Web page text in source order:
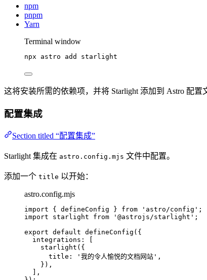
npm
pnpm
Yarn
Terminal window
npx astro add starlight
这将安装所需的依赖项，并将 Starlight 添加到 Astro 配置
配置集成
Section titled “配置集成”
Starlight 集成在 astro.config.mjs 文件中配置。
添加一个 title 以开始：
astro.config.mjs
import { defineConfig } from ' astro/config ' ;
import starlight from ' @astrojs/starlight ' ;
export default defineConfig ({
integrations: [
starlight ({
title:
' 我的令人愉悦的文档网站 ' ,
}),
],